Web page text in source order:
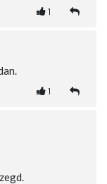
1
1